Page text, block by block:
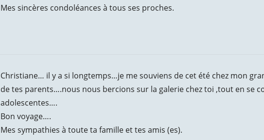
Mes sincères condoléances à tous ses proches.
Christiane… il y a si longtemps…je me souviens de cet été chez mon
de tes parents….nous nous bercions sur la galerie chez toi ,tout en se
adolescentes….
Bon voyage….
Mes sympathies à toute ta famille et tes amis (es).